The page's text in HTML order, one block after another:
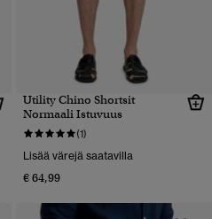
Utility Chino Shortsit
Normaali Istuvuus
(1)
Lisää värejä saatavilla
€ 64,99